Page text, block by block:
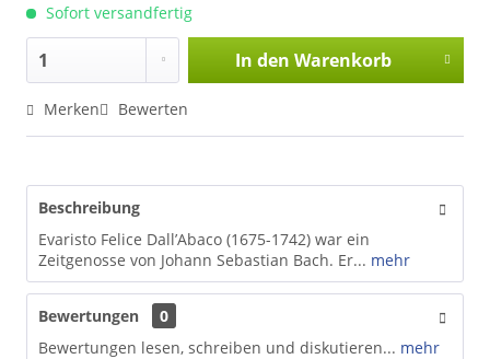
Sofort versandfertig
In den Warenkorb
Merken Bewerten
Beschreibung
Evaristo Felice Dall’Abaco (1675-1742) war ein
Zeitgenosse von Johann Sebastian Bach. Er... mehr
Bewertungen
0
Bewertungen lesen, schreiben und diskutieren... mehr